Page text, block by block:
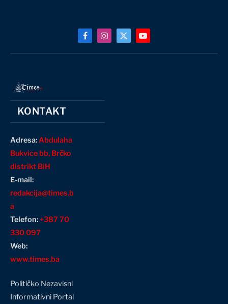
FacebookInstagram
X
(Twitter)
YouTube
KONTAKT
Adresa:Abdulaha
Bukvice bb, Brčko
distrikt BiH
E-mail:
redakcija@times.b
a
Telefon:+387 70
330 097
Web:
www.times.ba
Političko Nezavisni
Informativni Portal